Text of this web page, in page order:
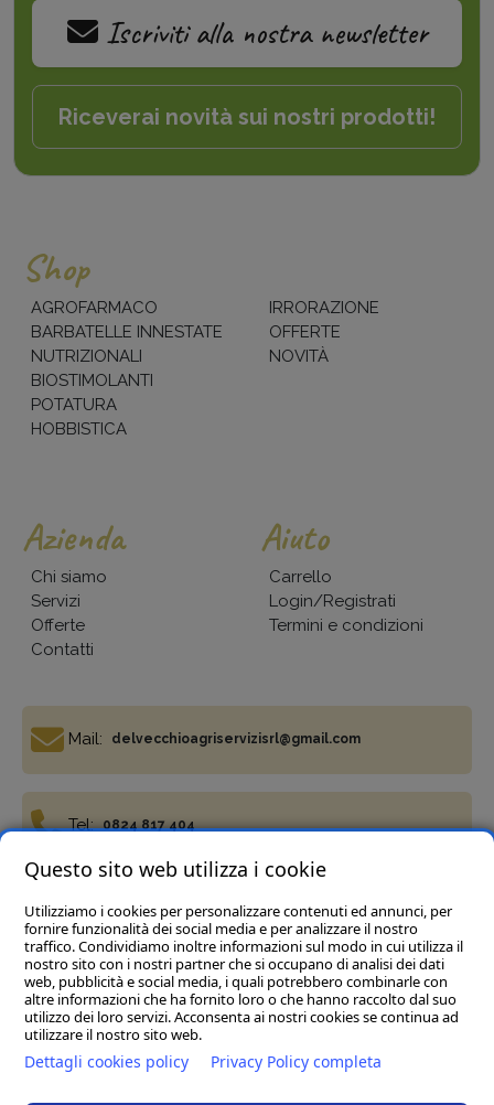
Iscriviti alla nostra newsletter
Riceverai novità sui nostri prodotti!
Shop
AGROFARMACO
BARBATELLE INNESTATE
NUTRIZIONALI
BIOSTIMOLANTI
POTATURA
HOBBISTICA
IRRORAZIONE
OFFERTE
NOVITÀ
Azienda
Chi siamo
Servizi
Offerte
Contatti
Aiuto
Carrello
Login/Registrati
Termini e condizioni
Mail: delvecchioagriservizisrl@gmail.com
Tel: 0824 817 404
Fax: 0824 817 977
Del Vecchio Agriservizi Srl
- C.da Tre Pietre, snc, 82034
Questo sito web utilizza i cookie
Utilizziamo i cookies per personalizzare contenuti ed annunci, per
fornire funzionalità dei social media e per analizzare il nostro
traffico. Condividiamo inoltre informazioni sul modo in cui utilizza il
nostro sito con i nostri partner che si occupano di analisi dei dati
web, pubblicità e social media, i quali potrebbero combinarle con
altre informazioni che ha fornito loro o che hanno raccolto dal suo
utilizzo dei loro servizi. Acconsenta ai nostri cookies se continua ad
utilizzare il nostro sito web.
Dettagli cookies policy Privacy Policy completa